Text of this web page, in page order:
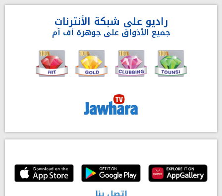
راديو على شبكة الأنترنات
جميع الأذواق على جوهرة أف آم